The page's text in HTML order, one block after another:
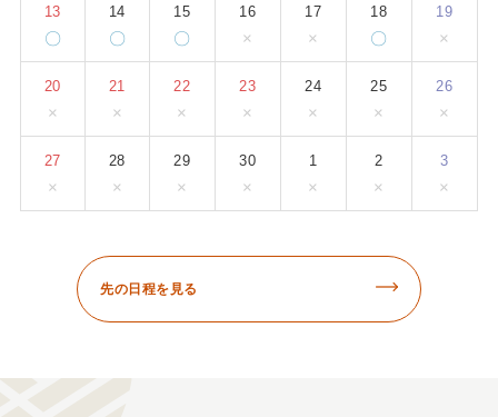
13
〇
14
〇
15
〇
16
×
17
×
18
〇
19
×
20
×
21
×
22
×
23
×
24
×
25
×
26
×
27
×
28
×
29
×
30
×
1
×
2
×
3
×
先の日程を見る